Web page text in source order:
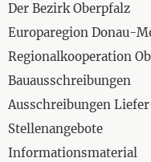
Der Bezirk Oberpfalz
Europaregion Donau-
Regionalkooperation
Bauausschreibungen
Ausschreibungen
Stellenangebote
Informationsmaterial